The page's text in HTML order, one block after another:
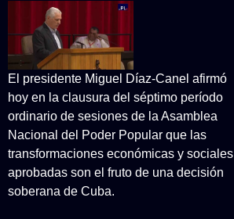
El presidente Miguel Díaz-Canel afirmó
hoy en la clausura del séptimo período
ordinario de sesiones de la Asamblea
Nacional del Poder Popular que las
transformaciones económicas y sociales
aprobadas son el fruto de una decisión
soberana de Cuba.